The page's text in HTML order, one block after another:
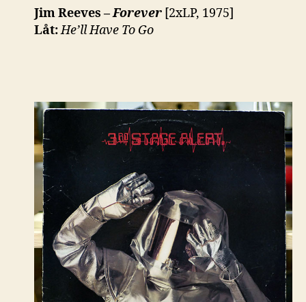
Jim Reeves –Forever [2xLP, 1975]
Låt:He’ll Have To Go